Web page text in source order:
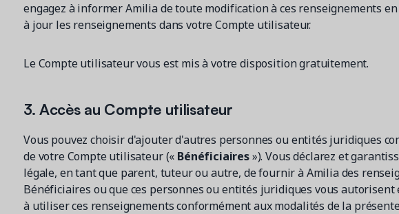
engagez à informer Amilia de toute modification à ces renseignements
à jour les renseignements dans votre Compte utilisateur.
Le Compte utilisateur vous est mis à votre disposition gratuitement.
3. Accès au Compte utilisateur
Vous pouvez choisir d'ajouter d'autres personnes ou entités juridiques
de votre Compte utilisateur (« Bénéficiaires»). Vous déclarez et
légale, en tant que parent, tuteur ou autre, de fournir à Amilia des
Bénéficiaires ou que ces personnes ou entités juridiques vous
à utiliser ces renseignements conformément aux modalités de la